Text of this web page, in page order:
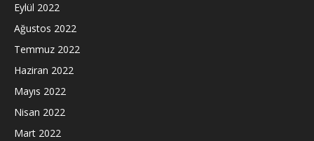
Eylül 2022
Ağustos 2022
Temmuz 2022
Haziran 2022
Mayıs 2022
Nisan 2022
Mart 2022